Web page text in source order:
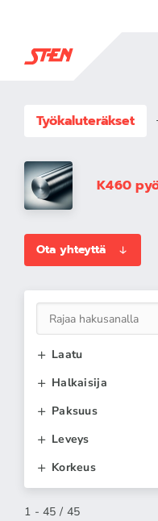
Työkaluteräkset
K460
Ota yhteyttä
Laatu
Halkaisija
Paksuus
Leveys
Korkeus
1 - 45 / 45